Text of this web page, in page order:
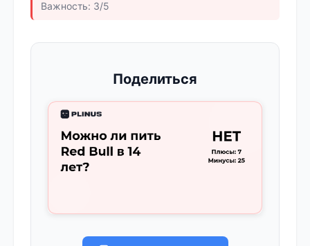
Важность: 3/5
Поделиться